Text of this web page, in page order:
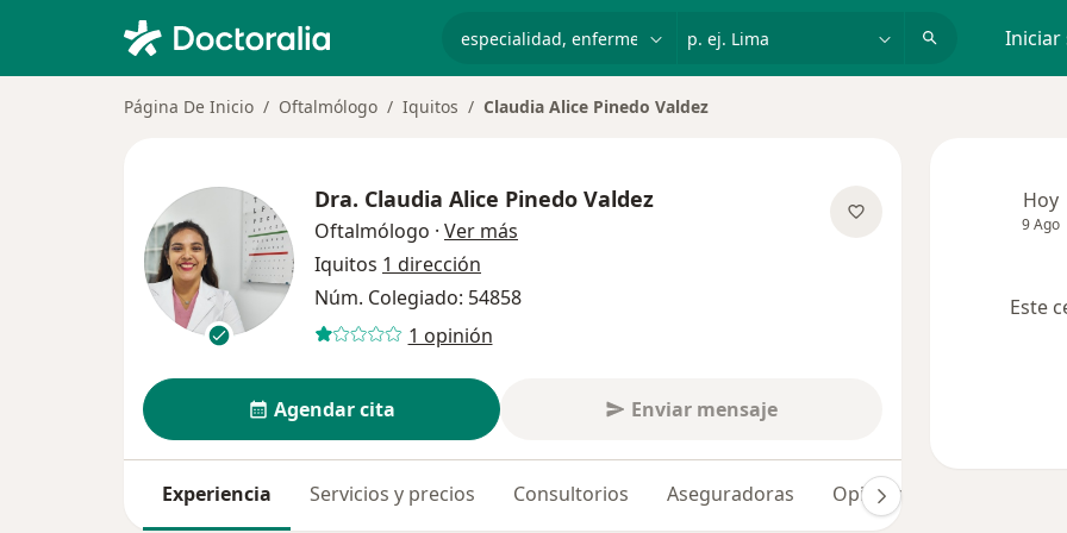
Iniciar
Página De Inicio Oftalmólogo Iquitos Claudia Alice Pinedo Valdez
Dra. Claudia Alice Pinedo Valdez
Oftalmólogo · Ver más
Iquitos 1 dirección
Núm. Colegiado: 54858
1 opinión
Agendar cita Enviar mensaje
Experiencia Servicios y precios Consultorios Aseguradoras Opiniones (1)
Hoy
9 Ago
Este